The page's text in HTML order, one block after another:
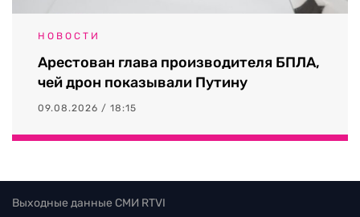
НОВОСТИ
Арестован глава производителя БПЛА,
чей дрон показывали Путину
09.08.2026 / 18:15
Выходные данные СМИ RTVI